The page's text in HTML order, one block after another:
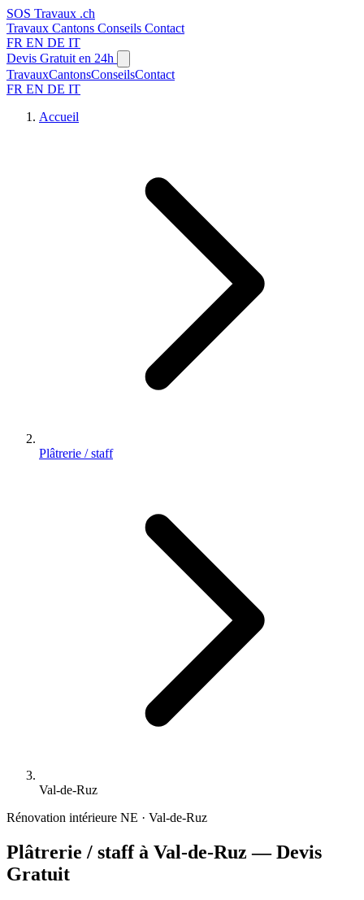
SOS Travaux .ch
Travaux Cantons Conseils Contact
FR EN DE IT
Devis Gratuit en 24h
TravauxCantonsConseilsContact
FR EN DE IT
Accueil
Plâtrerie / staff
Val-de-Ruz
Rénovation intérieure NE · Val-de-Ruz
Plâtrerie / staff à Val-de-Ruz — Devis
Gratuit